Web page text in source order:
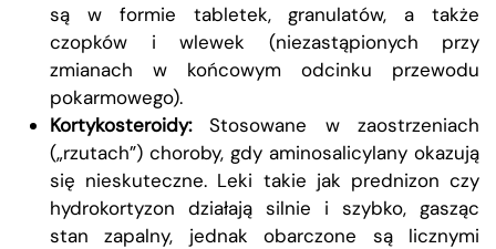
są w formie tabletek, granulatów, a także
czopków i wlewek (niezastąpionych przy
zmianach w końcowym odcinku przewodu
pokarmowego).
Kortykosteroidy:Stosowane w zaostrzeniach
(„rzutach”) choroby, gdy aminosalicylany okazują
się nieskuteczne. Leki takie jak prednizon czy
hydrokortyzon działają silnie i szybko, gasząc
stan zapalny, jednak obarczone są licznymi